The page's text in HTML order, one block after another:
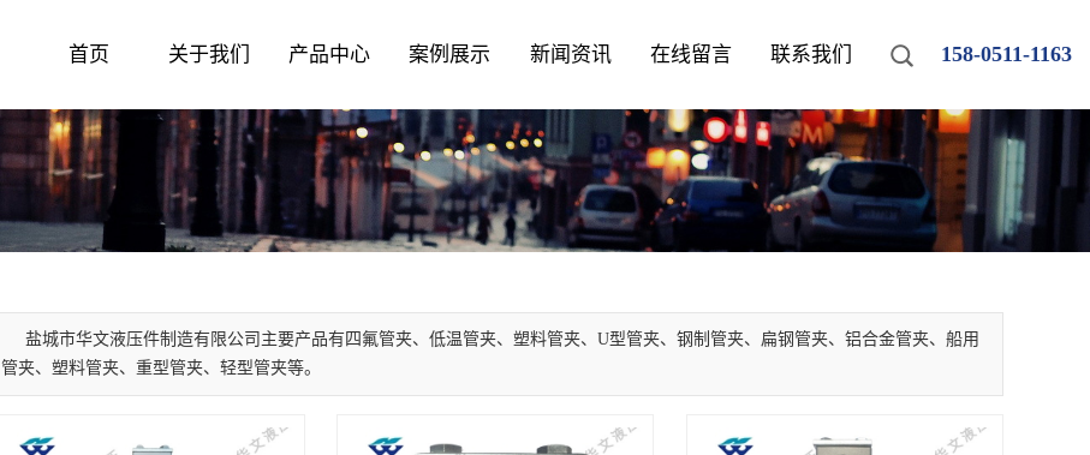
158-0511-1163
首页 关于我们 产品中心 案例展示 新闻资讯 在线留言 联系我们
盐城市华文液压件制造有限公司主要产品有四氟管夹、低温管夹、塑料管夹、U型管夹、钢制管夹、扁钢管夹、铝合金管夹、船用
管夹、塑料管夹、重型管夹、轻型管夹等。